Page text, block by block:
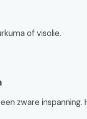
of visolie.
zware